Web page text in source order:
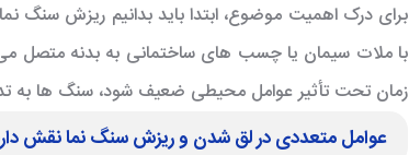
برای درک اهمیت موضوع، ابتدا باید بدانیم ریزش سنگ
با ملات سیمان یا چسب های ساختمانی به بدنه متصل
زمان تحت تأثیر عوامل محیطی ضعیف شود، سنگ ها به
عوامل متعددی در لق شدن و ریزش سنگ نما نقش